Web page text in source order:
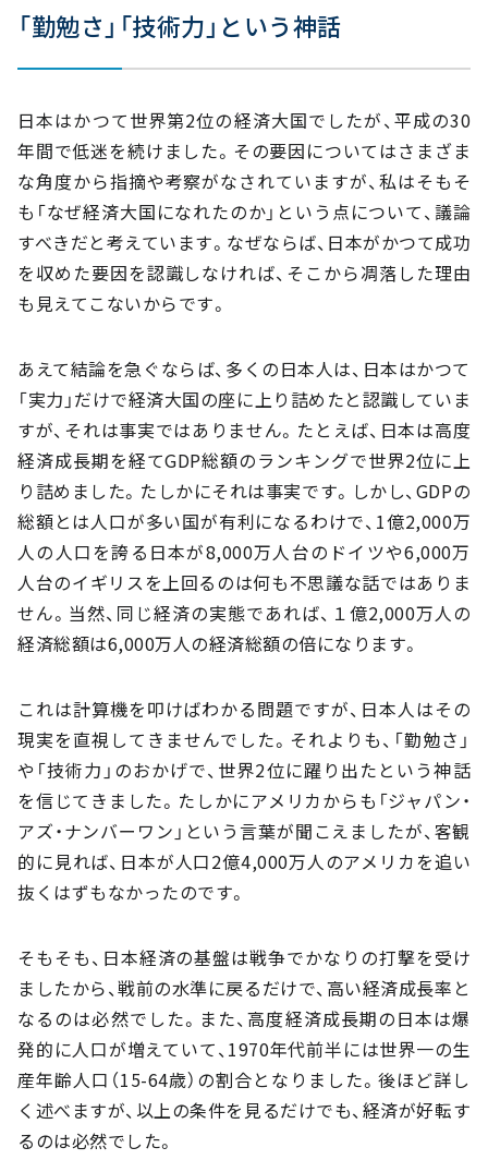
「勤勉さ」「技術力」という神話
日本はかつて世界第2位の経済大国でしたが、平成の30
年間で低迷を続けました。その要因についてはさまざま
な角度から指摘や考察がなされていますが、私はそもそ
も「なぜ経済大国になれたのか」という点について、議論
すべきだと考えています。なぜならば、日本がかつて成功
を収めた要因を認識しなければ、そこから凋落した理由
も見えてこないからです。
あえて結論を急ぐならば、多くの日本人は、日本はかつて
「実力」だけで経済大国の座に上り詰めたと認識していま
すが、それは事実ではありません。たとえば、日本は高度
経済成長期を経てGDP総額のランキングで世界2位に上
り詰めました。たしかにそれは事実です。しかし、GDPの
総額とは人口が多い国が有利になるわけで、1億2,000万
人の人口を誇る日本が8,000万人台のドイツや6,000万
人台のイギリスを上回るのは何も不思議な話ではありま
せん。当然、同じ経済の実態であれば、１億2,000万人の
経済総額は6,000万人の経済総額の倍になります。
これは計算機を叩けばわかる問題ですが、日本人はその
現実を直視してきませんでした。それよりも、「勤勉さ」
や「技術力」のおかげで、世界2位に躍り出たという神話
を信じてきました。たしかにアメリカからも「ジャパン・
アズ・ナンバーワン」という言葉が聞こえましたが、客観
的に見れば、日本が人口2億4,000万人のアメリカを追い
抜くはずもなかったのです。
そもそも、日本経済の基盤は戦争でかなりの打撃を受け
ましたから、戦前の水準に戻るだけで、高い経済成長率と
なるのは必然でした。また、高度経済成長期の日本は爆
発的に人口が増えていて、1970年代前半には世界一の生
産年齢人口（15-64歳）の割合となりました。後ほど詳し
く述べますが、以上の条件を見るだけでも、経済が好転す
るのは必然でした。